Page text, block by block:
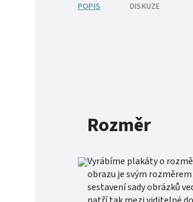
POPIS DISKUZE
Rozměr
Vyrábíme plakáty o
obrazu je svým
sestavení sady obrázků